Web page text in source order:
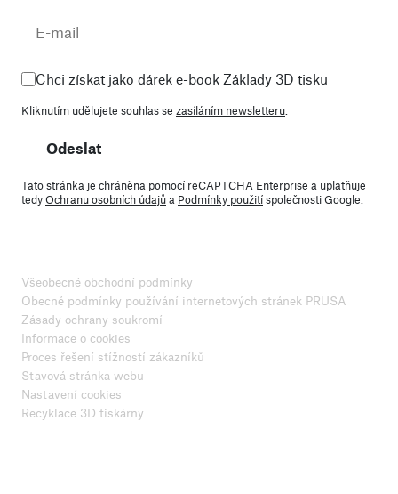
Chci získat jako dárek e-book Základy 3D tisku
Kliknutím udělujete souhlas se zasíláním newsletteru
Odeslat
Tato stránka je chráněna pomocí reCAPTCHA Enterprise a uplatňuje
tedyOchranu osobních údajůa Podmínky použitíspolečnosti Google.
Všeobecné obchodní podmínky
Obecné podmínky používání internetových stránek PRUSA
Zásady ochrany soukromí
Informace o cookies
Proces řešení stížností zákazníků
Stavová stránka webu
Nastavení cookies
Recyklace 3D tiskárny